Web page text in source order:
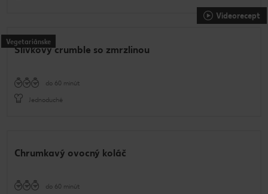
Vegetariánske
Videorecept
Slivkový crumble so zmrzlinou
do 60 minút
Jednoduché
Chrumkavý ovocný koláč
do 60 minút